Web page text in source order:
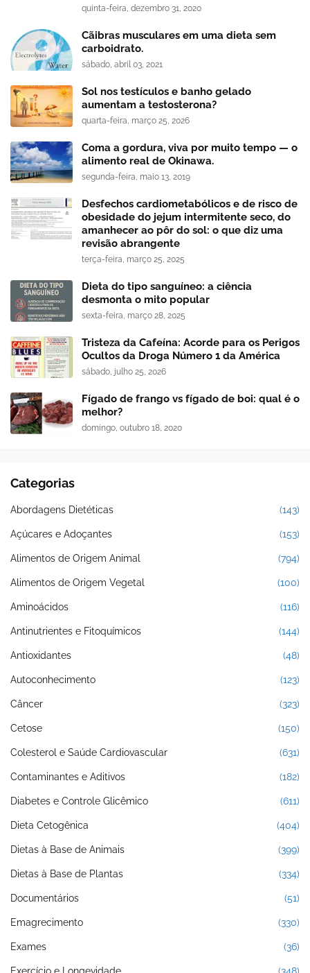
quinta-feira, dezembro 31, 2020
Cãibras musculares em uma dieta sem
carboidrato.
sábado, abril 03, 2021
Sol nos testículos e banho gelado
aumentam a testosterona?
quarta-feira, março 25, 2026
Coma a gordura, viva por muito tempo — o
alimento real de Okinawa.
segunda-feira, maio 13, 2019
Desfechos cardiometabólicos e de risco de
obesidade do jejum intermitente seco, do
amanhecer ao pôr do sol: o que diz uma
revisão abrangente
terça-feira, março 25, 2025
Dieta do tipo sanguíneo: a ciência
desmonta o mito popular
sexta-feira, março 28, 2025
Tristeza da Cafeína: Acorde para os Perigos
Ocultos da Droga Número 1 da América
sábado, julho 25, 2026
Fígado de frango vs fígado de boi: qual é o
melhor?
domingo, outubro 18, 2020
Categorias
Abordagens Dietéticas (143)
Açúcares e Adoçantes (153)
Alimentos de Origem Animal (794)
Alimentos de Origem Vegetal (100)
Aminoácidos (116)
Antinutrientes e Fitoquímicos (144)
Antioxidantes (48)
Autoconhecimento (123)
Câncer (323)
Cetose (150)
Colesterol e Saúde Cardiovascular (631)
Contaminantes e Aditivos (182)
Diabetes e Controle Glicêmico (611)
Dieta Cetogênica (404)
Dietas à Base de Animais (399)
Dietas à Base de Plantas (334)
Documentários (51)
Emagrecimento (330)
Exames (36)